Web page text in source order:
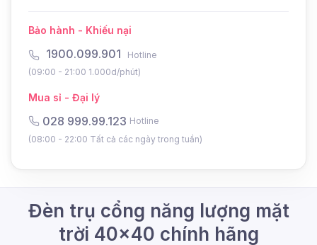
Bảo hành - Khiếu nại
1900.099.901
Hotline
(09:00 - 21:00 1.000d/phút)
Mua sỉ - Đại lý
028 999.99.123 Hotline
(08:00 - 22:00 Tất cả các ngày trong tuần)
Đèn trụ cổng năng lượng mặt
trời 40x40 chính hãng